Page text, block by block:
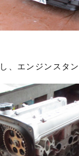
、エンジンスタ